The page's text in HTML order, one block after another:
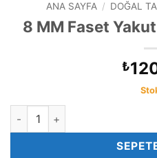
ANA SAYFA / DOĞAL
8 MM Faset
₺
8 MM Faset Yakut Ceyt Kuvars